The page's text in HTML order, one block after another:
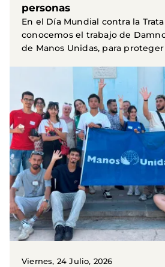
personas
En el Día Mundial contra la
conocemos el trabajo de
de Manos Unidas, para
Viernes, 24 Julio, 2026